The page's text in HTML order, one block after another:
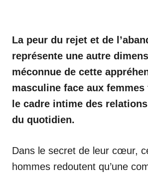
La peur du rejet et de
représente une autre
méconnue de cette
masculine face aux
le cadre intime des
du quotidien.
Dans le secret de leur cœur,
hommes redoutent qu’une